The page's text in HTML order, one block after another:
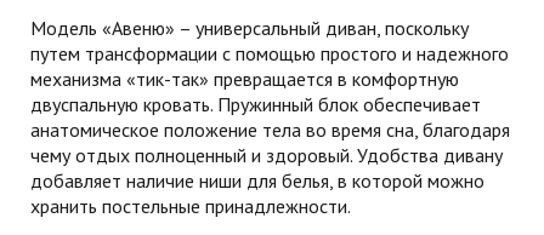
Модель «Авеню» – универсальный диван, поскольку
путем трансформации с помощью простого и надежного
механизма «тик-так» превращается в комфортную
двуспальную кровать. Пружинный блок обеспечивает
анатомическое положение тела во время сна, благодаря
чему отдых полноценный и здоровый. Удобства дивану
добавляет наличие ниши для белья, в которой можно
хранить постельные принадлежности.